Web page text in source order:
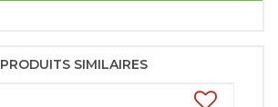
PRODUITS SIMILAIRES